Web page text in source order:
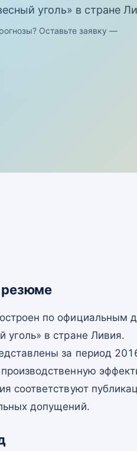
уголь» в стране
Оставьте заявку —
резюме
по официальным
уголь» в стране Ливия.
за период
соответствуют
допущений.